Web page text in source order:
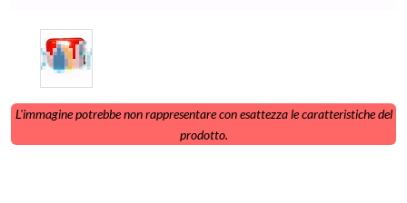
L'immagine potrebbe non rappresentare con esattezza le caratteristiche del
prodotto.